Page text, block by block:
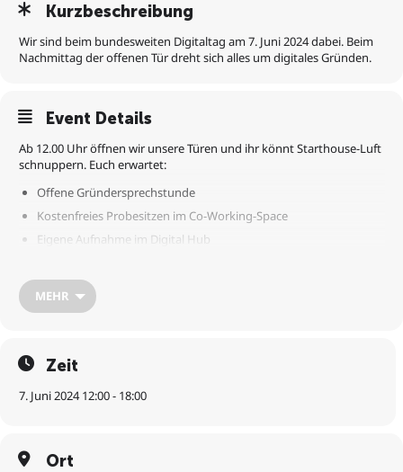
Kurzbeschreibung
Wir sind beim bundesweiten Digitaltag am 7. Juni 2024 dabei. Beim
Nachmittag der offenen Tür dreht sich alles um digitales Gründen.
Event Details
Ab 12.00 Uhr öffnen wir unsere Türen und ihr könnt Starthouse-Luft
schnuppern. Euch erwartet:
Offene Gründersprechstunde
Kostenfreies Probesitzen im Co-Working-Space
Eigene Aufnahme im Digital Hub
Ab 16:30 Uhr wartet als Highlight außerdem auf euch:
MEHR
Zeit
7. Juni 2024 12:00 - 18:00
Ort